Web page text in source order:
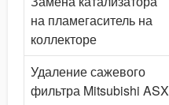
на пламегаситель на
коллекторе
Удаление сажевого
фильтра Mitsubishi ASX